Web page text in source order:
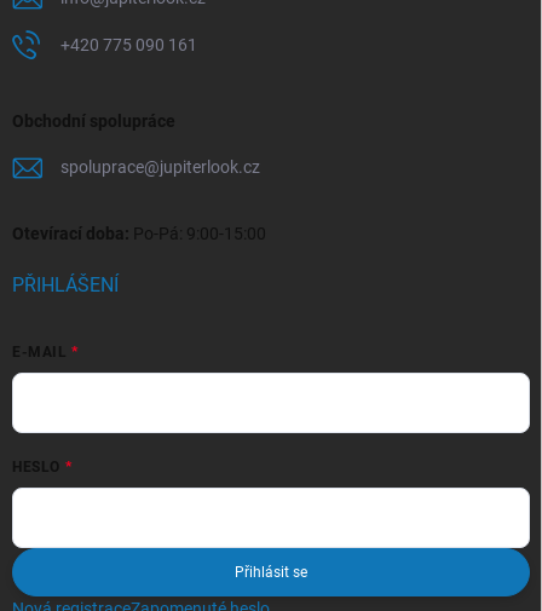
+420 775 090 161
Obchodní spolupráce
spoluprace@jupiterlook.cz
Otevírací doba: Po-Pá: 9:00-15:00
PŘIHLÁŠENÍ
E-MAIL
HESLO
Přihlásit se